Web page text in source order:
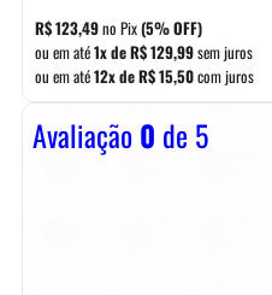
R$123,49no Pix(5% OFF)
ou em até1x deR$129,99sem juros
ou em até12x deR$15,50com juros
Avaliação0 de 5